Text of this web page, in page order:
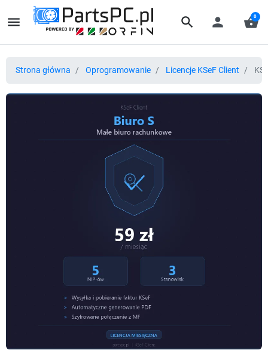
menu search person shopping_basket
0
Strona główna Oprogramowanie Licencje KSeF Client